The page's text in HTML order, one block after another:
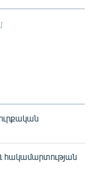
հակամարտության